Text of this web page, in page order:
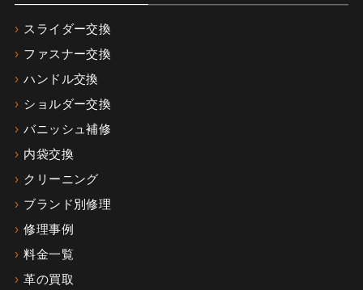
スライダー交換
ファスナー交換
ハンドル交換
ショルダー交換
バニッシュ補修
内袋交換
クリーニング
ブランド別修理
修理事例
料金一覧
革の買取